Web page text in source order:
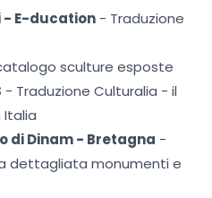
- E-ducation - Traduzione
sculture esposte
- Traduzione Culturalia - il
Italia
di Dinam - Bretagna -
dettagliata monumenti e